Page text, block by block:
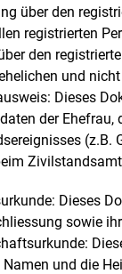
über den
registrierten
den
und
Dieses
der
(z.B.
Dieses
sowie
und die